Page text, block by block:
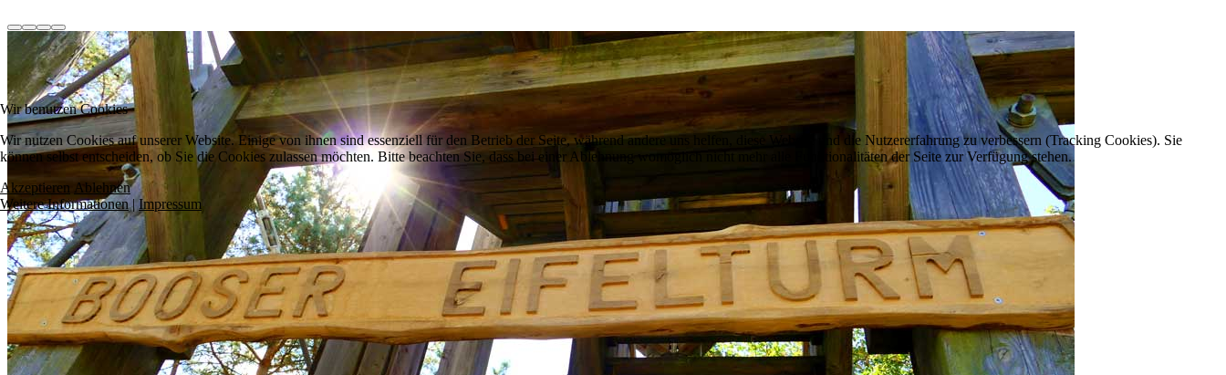
Wir benutzen Cookies
Wir nutzen Cookies auf unserer Website. Einige von ihnen sind essenziell für den Betrieb der Seite, während andere uns helfen, diese Website und die Nutzererfahrung zu verbessern (Tracking Cookies). Sie
können selbst entscheiden, ob Sie die Cookies zulassen möchten. Bitte beachten Sie, dass bei einer Ablehnung womöglich nicht mehr alle Funktionalitäten der Seite zur Verfügung stehen.
Akzeptieren Ablehnen
Weitere Informationen|Impressum